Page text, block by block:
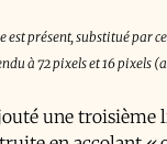
est présent, substitué par
à 72 pixels et 16 pixels
une troisième